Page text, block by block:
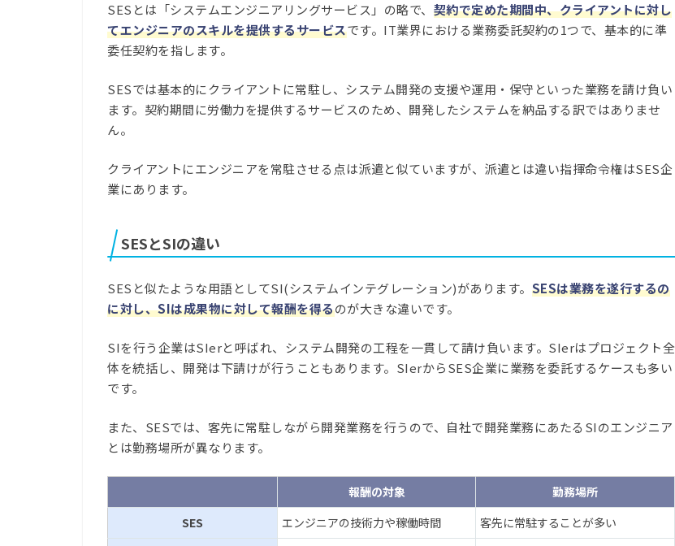
SESとは「システムエンジニアリングサービス」の略で、 契約で定めた期間中、クライアントに対し
てエンジニアのスキルを提供するサービスです。IT業界における業務委託契約の1つで、基本的に準
委任契約を指します。
SESでは基本的にクライアントに常駐し、システム開発の支援や運用・保守といった業務を請け負い
ます。契約期間に労働力を提供するサービスのため、開発したシステムを納品する訳ではありませ
ん。
クライアントにエンジニアを常駐させる点は派遣と似ていますが、派遣とは違い指揮命令権はSES企
業にあります。
SESとSIの違い
SESと似たような用語としてSI(システムインテグレーション)があります。 SESは業務を遂行するの
に対し、SIは成果物に対して報酬を得るのが大きな違いです。
SIを行う企業はSIerと呼ばれ、システム開発の工程を一貫して請け負います。SIerはプロジェクト全
体を統括し、開発は下請けが行うこともあります。SIerからSES企業に業務を委託するケースも多い
です。
また、SESでは、客先に常駐しながら開発業務を行うので、自社で開発業務にあたるSIのエンジニア
とは勤務場所が異なります。
報酬の対象
勤務場所
SES
エンジニアの技術力や稼働時間
客先に常駐することが多い